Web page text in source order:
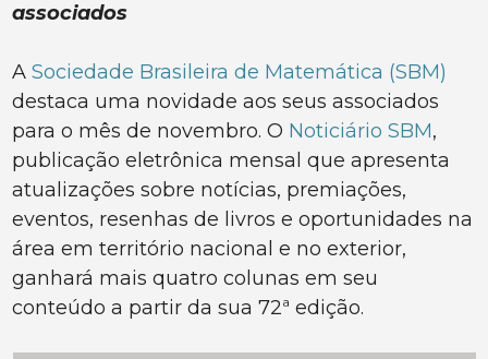
associados
ASociedade Brasileira de Matemática (SBM)
destaca uma novidade aos seus associados
para o mês de novembro. O Noticiário SBM,
publicação eletrônica mensal que apresenta
atualizações sobre notícias, premiações,
eventos, resenhas de livros e oportunidades na
área em território nacional e no exterior,
ganhará mais quatro colunas em seu
conteúdo a partir da sua 72ª edição.